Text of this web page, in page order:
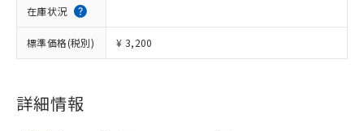
在庫状況
標準価格(税別) ¥ 3,200
詳細情報